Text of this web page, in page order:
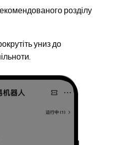
розділу
униз до
.